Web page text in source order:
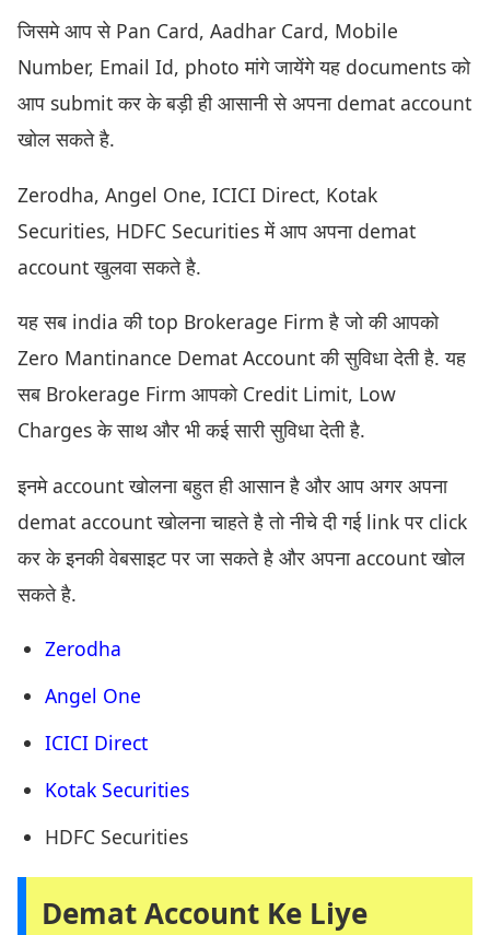
जिसमे आप से Pan Card, Aadhar Card, Mobile
Number, Email Id, photo मांगे जायेंगे यह documents को
आप submit कर के बड़ी ही आसानी से अपना demat account
खोल सकते है.
Zerodha, Angel One, ICICI Direct, Kotak
Securities, HDFC Securities में आप अपना demat
account खुलवा सकते है.
यह सब india की top Brokerage Firm है जो की आपको
Zero Mantinance Demat Account की सुविधा देती है. यह
सब Brokerage Firm आपको Credit Limit, Low
Charges के साथ और भी कई सारी सुविधा देती है.
इनमे account खोलना बहुत ही आसान है और आप अगर अपना
demat account खोलना चाहते है तो नीचे दी गई link पर click
कर के इनकी वेबसाइट पर जा सकते है और अपना account खोल
सकते है.
Zerodha
Angel One
ICICI Direct
Kotak Securities
HDFC Securities
Demat Account Ke Liye